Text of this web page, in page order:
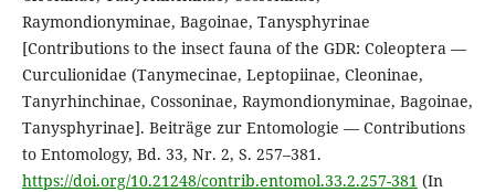
Raymondionyminae, Bagoinae, Tanysphyrinae
[Contributions to the insect fauna of the GDR: Coleoptera —
Curculionidae (Tanymecinae, Leptopiinae, Cleoninae,
Tanyrhinchinae, Cossoninae, Raymondionyminae, Bagoinae,
Tanysphyrinae]. Beiträge zur Entomologie — Contributions
to Entomology, Bd. 33, Nr. 2, S. 257–381.
https://doi.org/10.21248/contrib.entomol.33.2.257-381 (In